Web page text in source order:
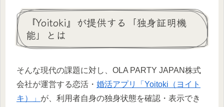
『Yoitoki』が提供する「独身証明機
能」とは
そんな現代の課題に対し、OLA PARTY JAPAN株式
会社が運営する恋活・ 婚活アプリ「Yoitoki（ヨイト
キ）」 が、利用者自身の独身状態を確認・表示でき